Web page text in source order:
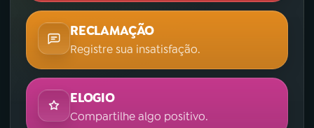
RECLAMAÇÃO
Registre sua insatisfação.
ELOGIO
Compartilhe algo positivo.